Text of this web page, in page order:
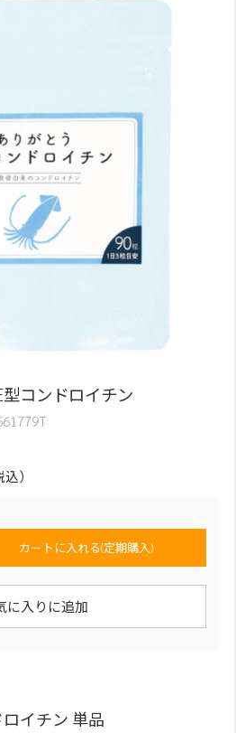
型コンドロイチン
）
カートに入れる(定期購入)
に入りに追加
イチン 単品